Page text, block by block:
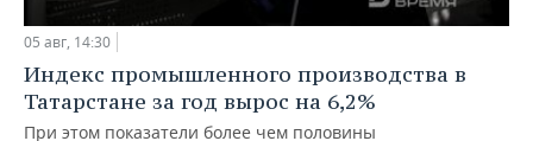
05 авг, 14:30
Индекс промышленного производства в
Татарстане за год вырос на 6,2%
При этом показатели более чем половины